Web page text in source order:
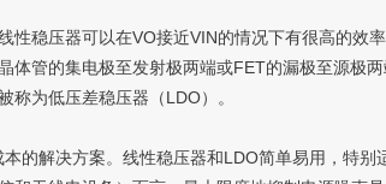
稳压器可以在VO接近VIN的情况下有很高的效率
体管的集电极至发射极两端或FET的漏极至源极
称为低压差稳压器（LDO）。
解决方案。线性稳压器和LDO简单易用，特别